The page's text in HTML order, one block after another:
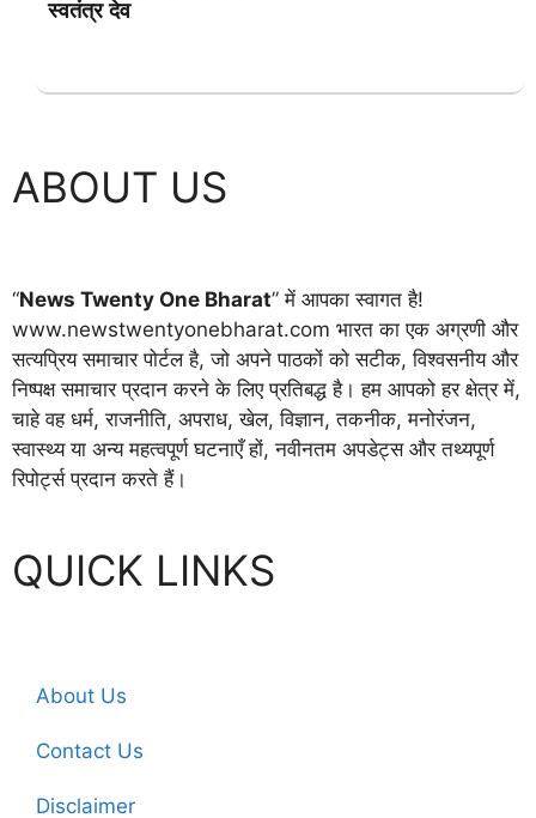
स्वतंत्र देव
ABOUT US
“News Twenty One Bharat” में आपका स्वागत है!
www.newstwentyonebharat.com भारत का एक अग्रणी और
सत्यप्रिय समाचार पोर्टल है, जो अपने पाठकों को सटीक, विश्वसनीय और
निष्पक्ष समाचार प्रदान करने के लिए प्रतिबद्ध है। हम आपको हर क्षेत्र में,
चाहे वह धर्म, राजनीति, अपराध, खेल, विज्ञान, तकनीक, मनोरंजन,
स्वास्थ्य या अन्य महत्वपूर्ण घटनाएँ हों, नवीनतम अपडेट्स और तथ्यपूर्ण
रिपोर्ट्स प्रदान करते हैं।
QUICK LINKS
About Us
Contact Us
Disclaimer